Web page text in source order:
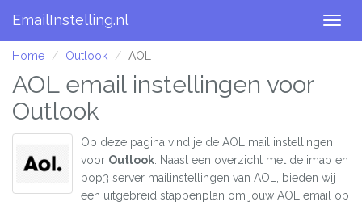
EmailInstelling.nl
Home Outlook AOL
AOL email instellingen voor
Outlook
Op deze pagina vind je de AOL mail instellingen
voor Outlook . Naast een overzicht met de imap en
pop3 server mailinstellingen van AOL, bieden wij
een uitgebreid stappenplan om jouw AOL email op